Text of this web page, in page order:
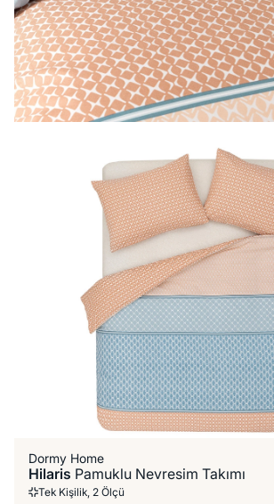
Dormy Home
Hilaris Pamuklu Nevresim Takımı
Tek Kişilik, 2 Ölçü